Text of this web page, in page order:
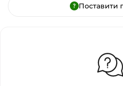
Поставити